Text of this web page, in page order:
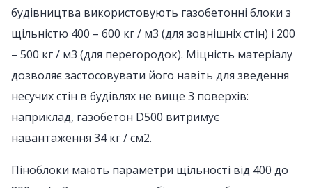
будівництва використовують газобетонні блоки з
щільністю 400 – 600 кг / м3 (для зовнішніх стін) і 200
– 500 кг / м3 (для перегородок). Міцність матеріалу
дозволяє застосовувати його навіть для зведення
несучих стін в будівлях не вище 3 поверхів:
наприклад, газобетон D500 витримує
навантаження 34 кг / см2.
Піноблоки мають параметри щільності від 400 до